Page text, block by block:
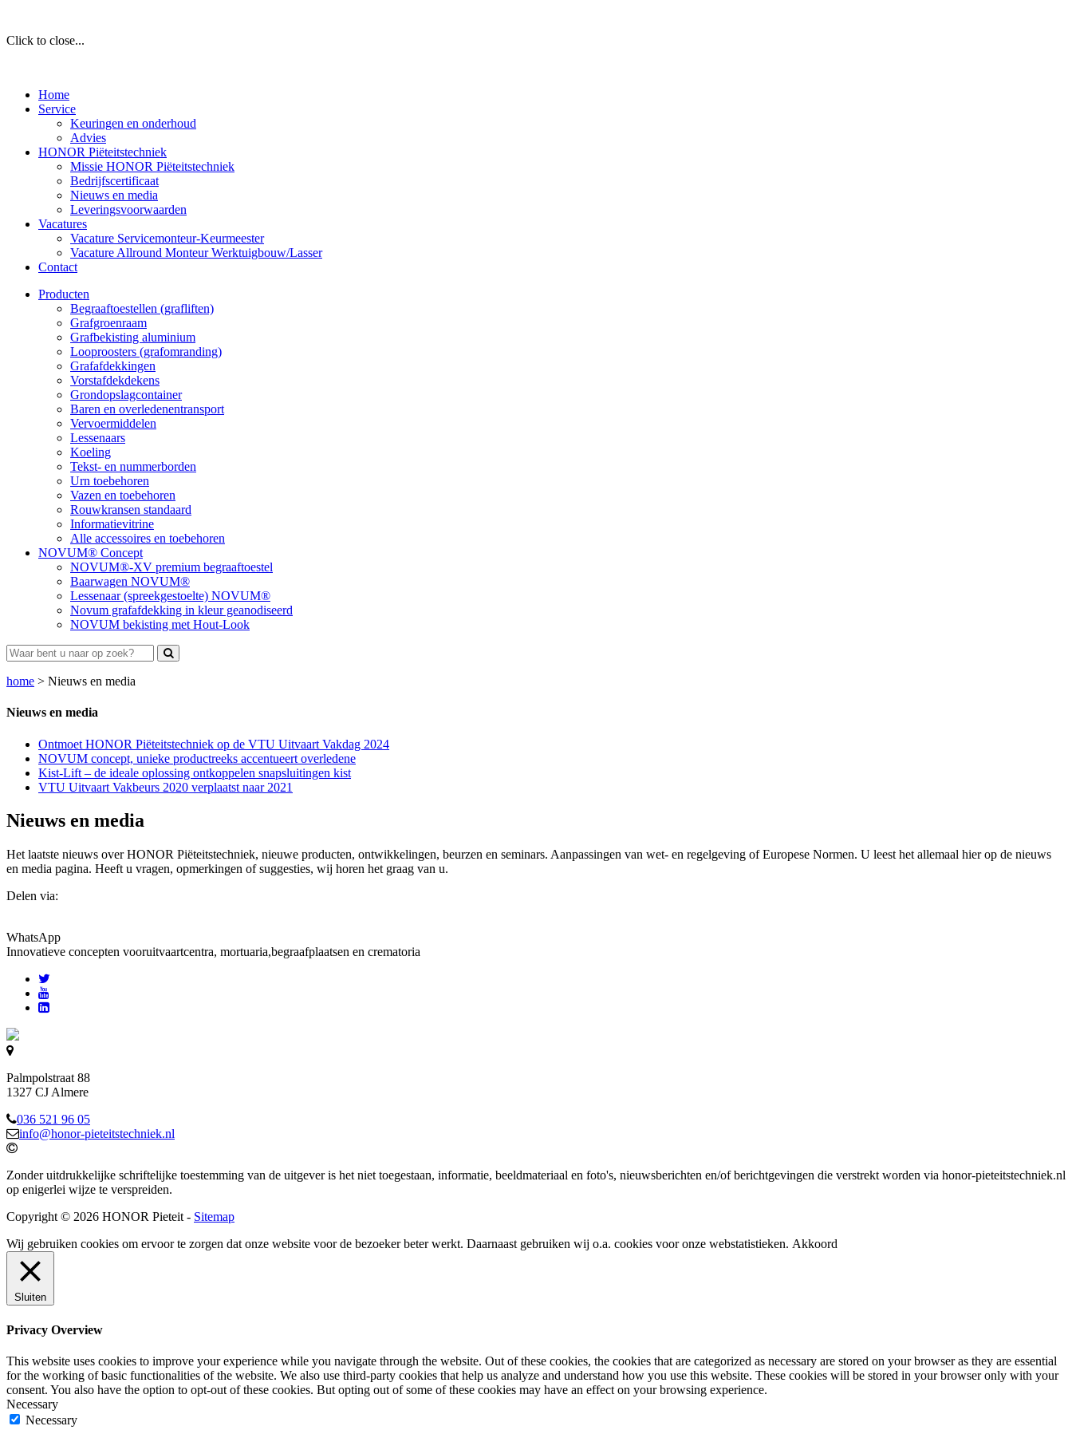
Click to close...
Home
Service
Keuringen en onderhoud
Advies
HONOR Piëteitstechniek
Missie HONOR Piëteitstechniek
Bedrijfscertificaat
Nieuws en media
Leveringsvoorwaarden
Vacatures
Vacature Servicemonteur-Keurmeester
Vacature Allround Monteur Werktuigbouw/Lasser
Contact
Producten
Begraaftoestellen (grafliften)
Grafgroenraam
Grafbekisting aluminium
Looproosters (grafomranding)
Grafafdekkingen
Vorstafdekdekens
Grondopslagcontainer
Baren en overledenentransport
Vervoermiddelen
Lessenaars
Koeling
Tekst- en nummerborden
Urn toebehoren
Vazen en toebehoren
Rouwkransen standaard
Informatievitrine
Alle accessoires en toebehoren
NOVUM® Concept
NOVUM®-XV premium begraaftoestel
Baarwagen NOVUM®
Lessenaar (spreekgestoelte) NOVUM®
Novum grafafdekking in kleur geanodiseerd
NOVUM bekisting met Hout-Look
home > Nieuws en media
Nieuws en media
Ontmoet HONOR Piëteitstechniek op de VTU Uitvaart Vakdag 2024
NOVUM concept, unieke productreeks accentueert overledene
Kist-Lift – de ideale oplossing ontkoppelen snapsluitingen kist
VTU Uitvaart Vakbeurs 2020 verplaatst naar 2021
Nieuws en media
Het laatste nieuws over HONOR Piëteitstechniek, nieuwe producten, ontwikkelingen, beurzen en seminars. Aanpassingen van wet- en regelgeving of Europese Normen. U leest het allemaal hier op de nieuws
en media pagina. Heeft u vragen, opmerkingen of suggesties, wij horen het graag van u.
Delen via:
WhatsApp
Innovatieve concepten vooruitvaartcentra, mortuaria,begraafplaatsen en crematoria
Palmpolstraat 88
1327 CJ Almere
036 521 96 05
info@honor-pieteitstechniek.nl
Zonder uitdrukkelijke schriftelijke toestemming van de uitgever is het niet toegestaan, informatie, beeldmateriaal en foto's, nieuwsberichten en/of berichtgevingen die verstrekt worden via honor-pieteitstechniek.nl
op enigerlei wijze te verspreiden.
Copyright © 2026 HONOR Pieteit - Sitemap
Wij gebruiken cookies om ervoor te zorgen dat onze website voor de bezoeker beter werkt. Daarnaast gebruiken wij o.a. cookies voor onze webstatistieken. Akkoord
Sluiten
Privacy Overview
This website uses cookies to improve your experience while you navigate through the website. Out of these cookies, the cookies that are categorized as necessary are stored on your browser as they are essential
for the working of basic functionalities of the website. We also use third-party cookies that help us analyze and understand how you use this website. These cookies will be stored in your browser only with your
consent. You also have the option to opt-out of these cookies. But opting out of some of these cookies may have an effect on your browsing experience.
Necessary
Necessary